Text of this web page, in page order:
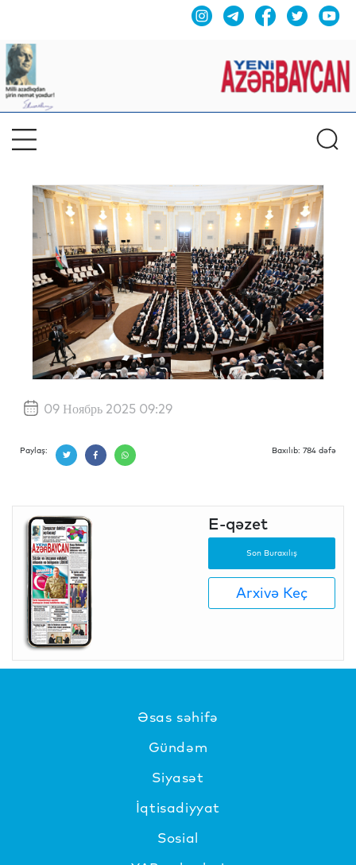
09 Ноябрь 2025 09:29
Paylaş: Baxılıb: 784 dəfə
E-qəzet
Son Buraxılış
Arxivə Keç
Əsas səhifə
Gündəm
Siyasət
İqtisadiyyat
Sosial